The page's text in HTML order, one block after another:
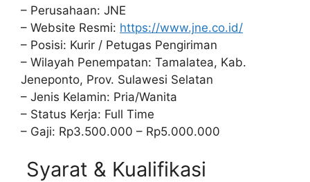
– Perusahaan: JNE
– Website Resmi: https://www.jne.co.id/
– Posisi: Kurir / Petugas Pengiriman
– Wilayah Penempatan: Tamalatea, Kab.
Jeneponto, Prov. Sulawesi Selatan
– Jenis Kelamin: Pria/Wanita
– Status Kerja: Full Time
– Gaji: Rp3.500.000 – Rp5.000.000
Syarat & Kualifikasi